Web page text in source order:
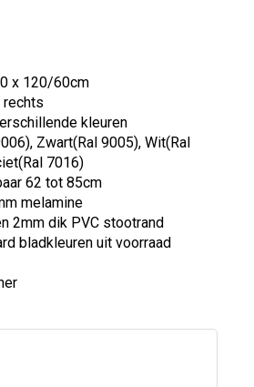
x 120/60cm
kleuren
Zwart(Ral 9005), Wit(Ral
7016)
62 tot 85cm
melamine
2mm dik PVC stootrand
bladkleuren uit voorraad